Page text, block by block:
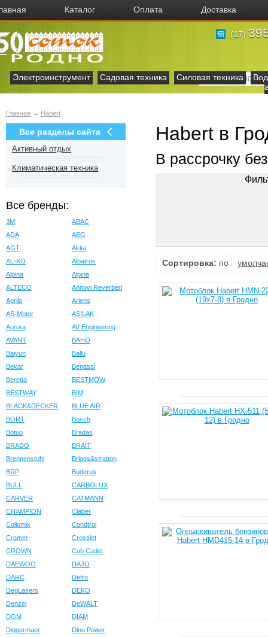
Каталог Оплата Доставка
(17)
Электроинструмент Садовая техника Силовая техника
Главная → Habert
Все разделы сайта
Активный отдых
Климатическая техника
Все бренды:
3M
ABAC
ADA
AEG
AGT
Akita
AL-KO
Albatros
Alpina
Alpine
ALTECO
Annovi Reverberi
Aprila
Ariens
AS-Motor
ASILAK
Aurora
AV Engineering
AVANT
BAHO
Baiyun
Ballu
Bekar
Benassi
Beretta
BESTMOW
BESTWAY
BIM
BLACK&DECKER
BLUE AIR
BORT
Bosch
Botuo
Bradas
BRADO
BRAIT
Brennenstuhl
Briggs&stratton
BRP
Buderus
BULL
CARBOLUX
CARVER
CATMANN
CHAMPION
Claber
Collomix
Condtrol
Cramer
Crossjet
CROWN
Cub Cadet
DAEWOO
DAJO
DARC
Defro
DegLasers
DEKO
Denzel
DeWALT
DGM
DIAM
Diggermaer
Dino Power
Habert в
В рассрочку
Сортировка: по